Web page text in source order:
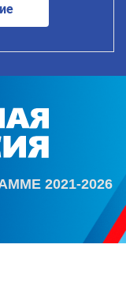
2021-2026